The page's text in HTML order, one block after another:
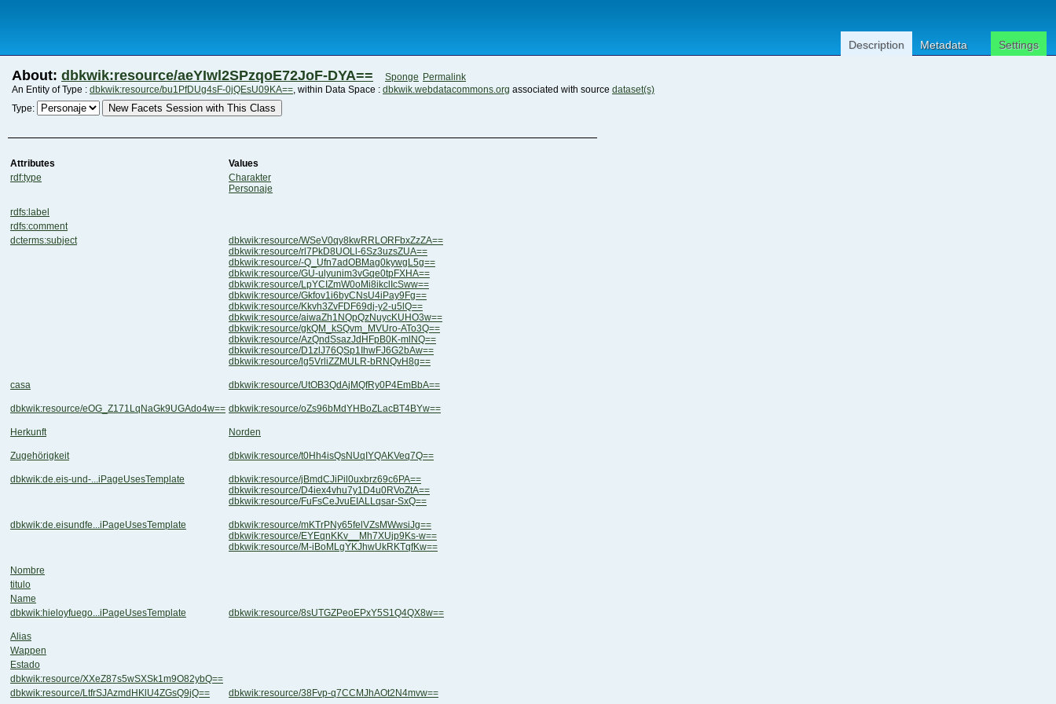
Description Metadata Settings
About: dbkwik:resource/aeYIwl2SPzqoE72JoF-DYA== Sponge Permalink
An Entity of Type : dbkwik:resource/bu1PfDUg4sF-0jQEsU09KA==, within Data Space : dbkwik.webdatacommons.org associated with source dataset(s)
Type:
New Facets Session with This Class
Attributes
Values
rdf:type
Charakter
Personaje
rdfs:label
rdfs:comment
dcterms:subject
dbkwik:resource/WSeV0qy8kwRRLORFbxZzZA==
dbkwik:resource/rl7PkD8UOLl-6Sz3uzsZUA==
dbkwik:resource/-Q_Ufn7adOBMag0kywgL5g==
dbkwik:resource/GU-ulyunim3vGqe0tpFXHA==
dbkwik:resource/LpYCIZmW0oMi8ikclIcSww==
dbkwik:resource/Gkfov1i6byCNsU4iPay9Fg==
dbkwik:resource/Kkvh3ZvFDF69dj-y2-u5lQ==
dbkwik:resource/aiwaZh1NQpQzNuycKUHO3w==
dbkwik:resource/gkQM_kSQvm_MVUro-ATo3Q==
dbkwik:resource/AzQndSsazJdHFpB0K-mlNQ==
dbkwik:resource/D1zlJ76QSp1IhwFJ6G2bAw==
dbkwik:resource/lg5VrliZZMULR-bRNQvH8g==
casa dbkwik:resource/UtOB3QdAjMQfRy0P4EmBbA==
dbkwik:resource/eOG_Z171LqNaGk9UGAdo4w== dbkwik:resource/oZs96bMdYHBoZLacBT4BYw==
Herkunft Norden
Zugehörigkeit dbkwik:resource/t0Hh4isQsNUqIYQAKVeq7Q==
dbkwik:de.eis-und-...iPageUsesTemplate
dbkwik:resource/jBmdCJiPil0uxbrz69c6PA==
dbkwik:resource/D4iex4vhu7y1D4u0RVoZtA==
dbkwik:resource/FuFsCeJvuEIALLqsar-SxQ==
dbkwik:de.eisundfe...iPageUsesTemplate
dbkwik:resource/mKTrPNy65felVZsMWwsiJg==
dbkwik:resource/EYEqnKKv__Mh7XUjp9Ks-w==
dbkwik:resource/M-iBoMLgYKJhwUkRKTqfKw==
Nombre
titulo
Name
dbkwik:hieloyfuego...iPageUsesTemplate
dbkwik:resource/8sUTGZPeoEPxY5S1Q4QX8w==
Alias
Wappen
Estado
dbkwik:resource/XXeZ87s5wSXSk1m9O82ybQ==
dbkwik:resource/LtfrSJAzmdHKlU4ZGsQ9jQ==
dbkwik:resource/38Fvp-q7CCMJhAOt2N4mvw==